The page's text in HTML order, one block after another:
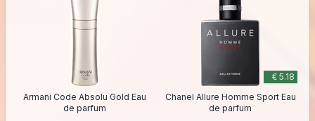
Armani Code Absolu Gold Eau
de parfum
€ 5.18
Chanel Allure Homme Sport Eau
de parfum